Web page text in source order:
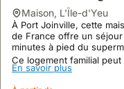
maison, L'Île-d'Yeu
À Port Joinville, cette
de France offre un
minutes à pied du
Ce logement familial
villa comprenant une
indépendant, avec un
En savoir plus